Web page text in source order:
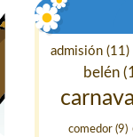
admisión (11)
belén
carnaval
comedor(9)